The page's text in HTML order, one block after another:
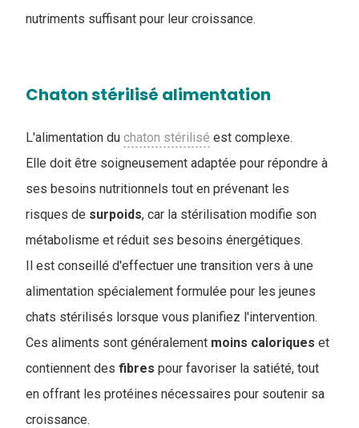
nutriments suffisant pour leur croissance.
Chaton stérilisé alimentation
L'alimentation du chaton stérilisé est complexe.
Elle doit être soigneusement adaptée pour répondre à
ses besoins nutritionnels tout en prévenant les
risques de surpoids, car la stérilisation modifie son
métabolisme et réduit ses besoins énergétiques.
Il est conseillé d'effectuer une transition vers à une
alimentation spécialement formulée pour les jeunes
chats stérilisés lorsque vous planifiez l'intervention.
Ces aliments sont généralement moins caloriques et
contiennent des fibres pour favoriser la satiété, tout
en offrant les protéines nécessaires pour soutenir sa
croissance.